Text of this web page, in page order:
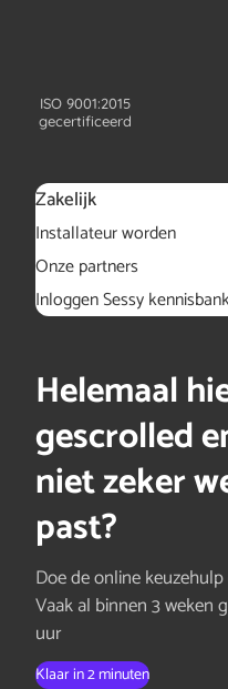
ISO 9001:2015
gecertificeerd
Zakelijk
Installateur worden
Onze partners
Inloggen Sessy
Helemaal
gescrolled
niet zeker
past?
Doe de online
Vaak al binnen 3 weken
uur
Klaar in 2 minuten